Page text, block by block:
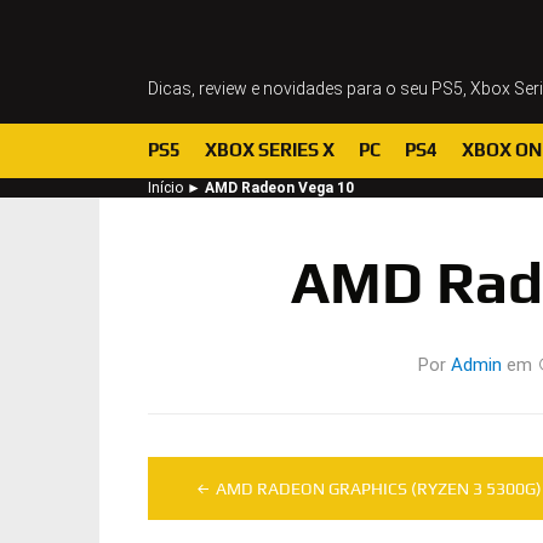
Dicas, review e novidades para o seu PS5, Xbox
PS5 XBOX SERIES X PC PS4 XBOX
Início ► AMD Radeon Vega 10
AMD
Por Admin em
Navegação
de
AMD RADEON GRAPHICS (RYZEN 3 5300G)